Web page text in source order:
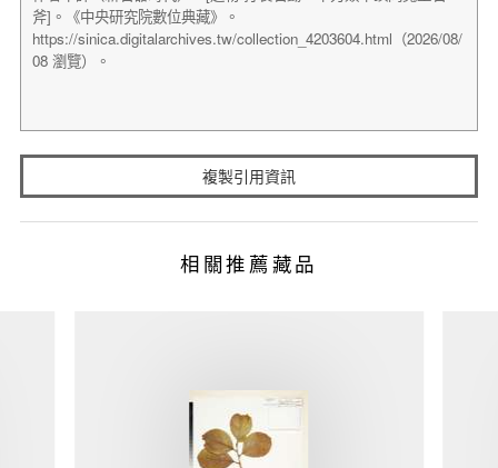
複製引用資訊
相關推薦藏品